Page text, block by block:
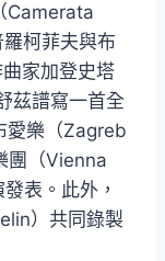
Camerata
柯菲夫與布
家加登史塔
茲譜寫一首全
愛樂（Zagreb
團（Vienna
表。此外，
）共同錄製